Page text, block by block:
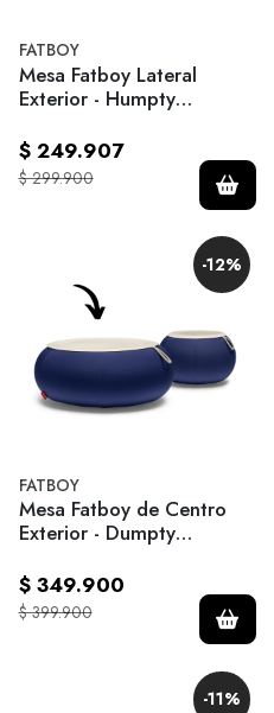
FATBOY
Mesa Fatboy Lateral
Exterior - Humpty
$ 249.907
$ 299.900
-12%
FATBOY
Mesa Fatboy de Centro
Exterior - Dumpty
$ 349.900
$ 399.900
-11%